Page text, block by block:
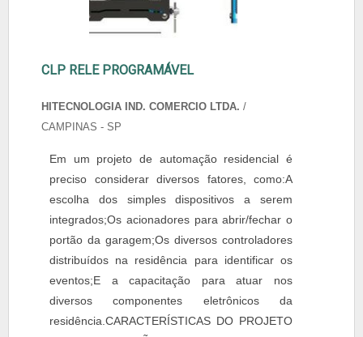
CLP RELE PROGRAMÁVEL
HITECNOLOGIA IND. COMERCIO LTDA. /
CAMPINAS - SP
Em um projeto de automação residencial é
preciso considerar diversos fatores, como:A
escolha dos simples dispositivos a serem
integrados;Os acionadores para abrir/fechar o
portão da garagem;Os diversos controladores
distribuídos na residência para identificar os
eventos;E a capacitação para atuar nos
diversos componentes eletrônicos da
residência.CARACTERÍSTICAS DO PROJETO